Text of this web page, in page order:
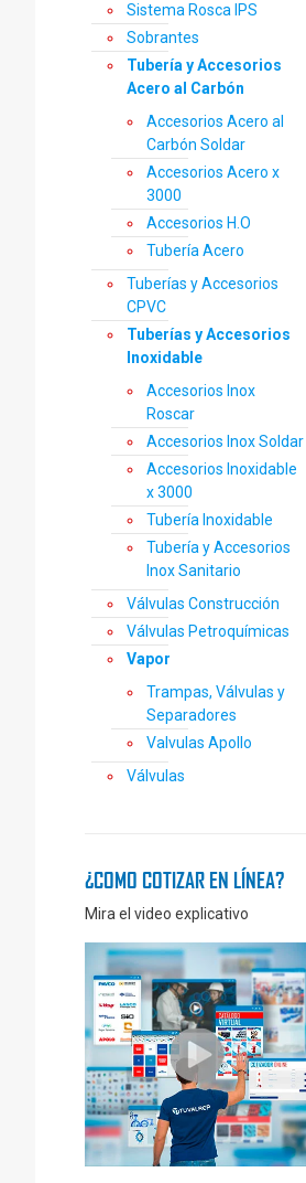
Sistema Rosca IPS
Sobrantes
Tubería y Accesorios
Acero al Carbón
Accesorios Acero al
Carbón Soldar
Accesorios Acero x
3000
Accesorios H.O
Tubería Acero
Tuberías y Accesorios
CPVC
Tuberías y Accesorios
Inoxidable
Accesorios Inox
Roscar
Accesorios Inox Soldar
Accesorios Inoxidable
x 3000
Tubería Inoxidable
Tubería y Accesorios
Inox Sanitario
Válvulas Construcción
Válvulas Petroquímicas
Vapor
Trampas, Válvulas y
Separadores
Valvulas Apollo
Válvulas
¿COMO COTIZAR EN LÍNEA?
Mira el video explicativo